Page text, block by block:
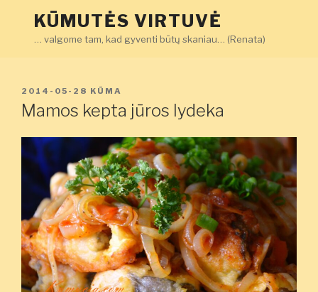
KŪMUTĖS VIRTUVĖ
… valgome tam, kad gyventi būtų skaniau… (Renata)
PASKELBTA
2014-05-28 KŪMA
Mamos kepta jūros lydeka